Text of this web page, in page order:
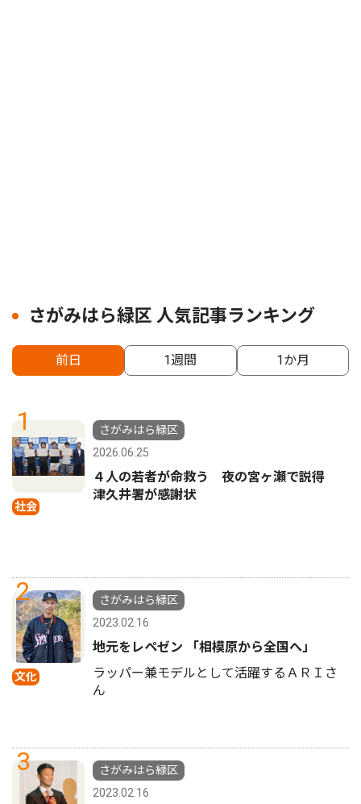
さがみはら緑区 人気記事ランキング
前日 1週間 1か月
1
社会
さがみはら緑区
2026.06.25
４人の若者が命救う 夜の宮ヶ瀬で説得
津久井署が感謝状
2
文化
さがみはら緑区
2023.02.16
地元をレペゼン 「相模原から全国へ」
ラッパー兼モデルとして活躍するＡＲＩさ
ん
3
さがみはら緑区
2023.02.16